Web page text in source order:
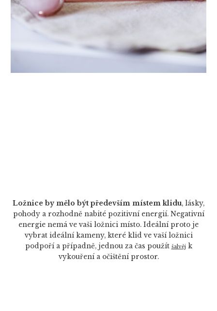
Ložnice by mělo být především místem klidu, lásky,
pohody a rozhodně nabité pozitivní energií. Negativní
energie nemá ve vaši ložnici místo. Ideální proto je
vybrat ideální kameny, které klid ve vaší ložnici
podpoří a případně, jednou za čas použít šalvějk
vykouření a očištění prostor.